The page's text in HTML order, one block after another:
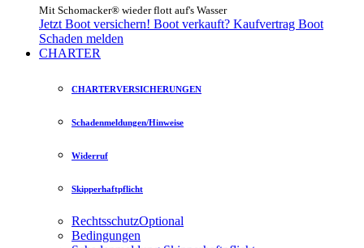
Mit Schomacker® wieder flott auf's Wasser
Jetzt Boot versichern! Boot verkauft? Kaufvertrag Boot
Schaden melden
CHARTER
CHARTERVERSICHERUNGEN
Schadenmeldungen/Hinweise
Widerruf
Skipperhaftpflicht
RechtsschutzOptional
Bedingungen